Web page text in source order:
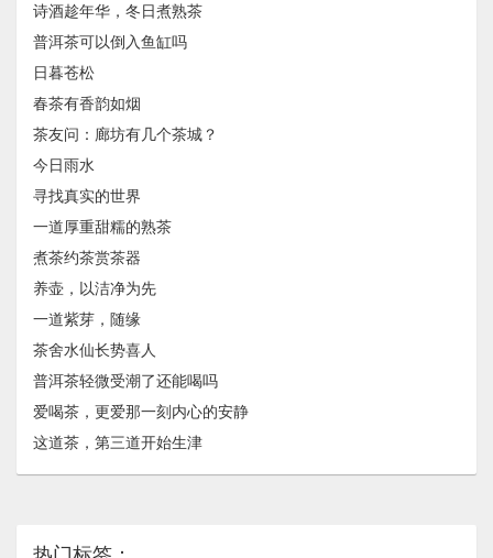
诗酒趁年华，冬日煮熟茶
普洱茶可以倒入鱼缸吗
日暮苍松
春茶有香韵如烟
茶友问：廊坊有几个茶城？
今日雨水
寻找真实的世界
一道厚重甜糯的熟茶
煮茶约茶赏茶器
养壶，以洁净为先
一道紫芽，随缘
茶舍水仙长势喜人
普洱茶轻微受潮了还能喝吗
爱喝茶，更爱那一刻内心的安静
这道茶，第三道开始生津